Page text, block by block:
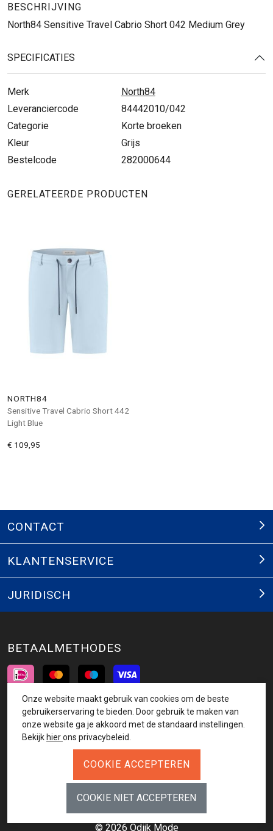
BESCHRIJVING
North84 Sensitive Travel Cabrio Short 042 Medium Grey
SPECIFICATIES
Merk
North84
Leveranciercode
84442010/042
Categorie
Korte broeken
Kleur
Grijs
Bestelcode
282000644
GERELATEERDE PRODUCTEN
NORTH84
Sensitive Travel Cabrio Short 442
Light Blue
€ 109,95
CONTACT
KLANTENSERVICE
JURIDISCH
BETAALMETHODES
INSCHRIJVEN NIEUWSBRIEF
© 2026 Odijk Mode
Onze website maakt gebruik van cookies om de beste
gebruikerservaring te bieden. Door gebruik te maken van
onze website ga je akkoord met de standaard instellingen.
Bekijk hierons privacybeleid.